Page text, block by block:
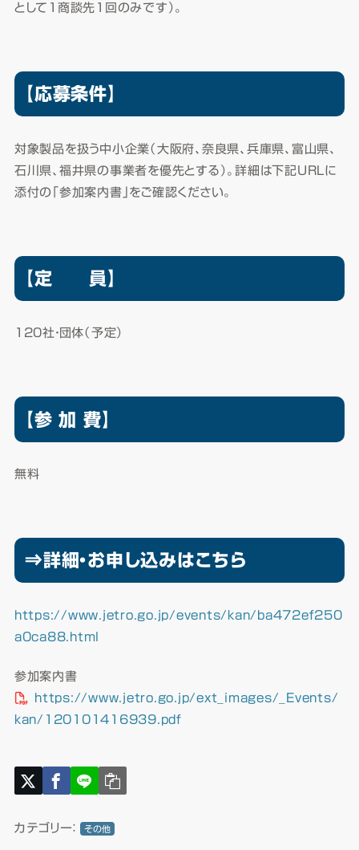
として1商談先1回のみです）。
【応募条件】
対象製品を扱う中小企業（大阪府、奈良県、兵庫県、富山県、
石川県、福井県の事業者を優先とする）。詳細は下記URLに
添付の「参加案内書」をご確認ください。
【定 員】
120社・団体（予定）
【参 加 費】
無料
⇒詳細・お申し込みはこちら
https://www.jetro.go.jp/events/kan/ba472ef250
a0ca88.html
参加案内書
https://www.jetro.go.jp/ext_images/_Events/
kan/120101416939.pdf
カテゴリー： その他